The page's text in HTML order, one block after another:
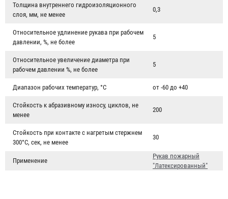
Толщина внутреннего гидроизоляционного
слоя, мм, не менее
0,3
Относительное удлинение рукава при рабочем
давлении, %, не более
5
Относительное увеличение диаметра при
рабочем давлении %, не более
5
Диапазон рабочих температур, °C от -60 до +40
Стойкость к абразивному износу, циклов, не
менее
200
Стойкость при контакте с нагретым стержнем
300°С, сек, не менее
30
Применение
Рукав пожарный
"Латексированный"
Рукав пожарный "Латексированный" РПМ(Д)-40-1,6-ИМ-